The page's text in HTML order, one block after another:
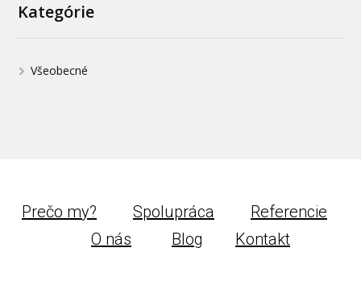
Kategórie
Všeobecné
Prečo my? Spolupráca
Referencie
O nás
Blog Kontakt